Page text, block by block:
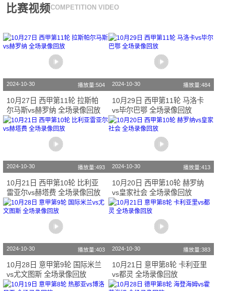
比赛视频COMPETITION VIDEO
2024-10-30 播放量:504
10月27日 西甲第11轮 拉斯帕
尔马斯vs赫罗纳 全场录像回放
2024-10-30 播放量:484
10月29日 西甲第11轮 马洛卡
vs毕尔巴鄂 全场录像回放
2024-10-30 播放量:493
10月21日 西甲第10轮 比利亚
雷亚尔vs赫塔费 全场录像回放
2024-10-30 播放量:413
10月20日 西甲第10轮 赫罗纳
vs皇家社会 全场录像回放
2024-10-30 播放量:403
10月28日 意甲第9轮 国际米兰
vs尤文图斯 全场录像回放
2024-10-30 播放量:383
10月21日 意甲第8轮 卡利亚里
vs都灵 全场录像回放